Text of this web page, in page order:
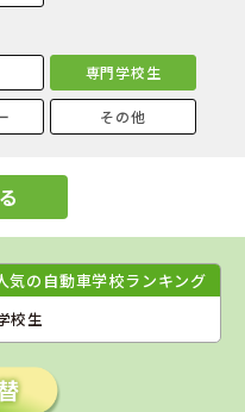
専門学校生
その他
気の自動車学校ランキング
校生